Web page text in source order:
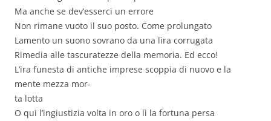
Ma anche se dev’esserci un errore
Non rimane vuoto il suo posto. Come prolungato
Lamento un suono sovrano da una lira corrugata
Rimedia alle tascuratezze della memoria. Ed ecco!
L’ira funesta di antiche imprese scoppia di nuovo e la
mente mezza mor-
ta lotta
O qui l’ingiustizia volta in oro o lì la fortuna persa